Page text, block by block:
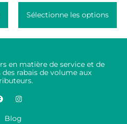
Sélectionne les options
en matière de service et de
rabais de volume aux
Blog